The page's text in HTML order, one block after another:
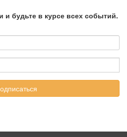
и будьте в курсе всех событий.